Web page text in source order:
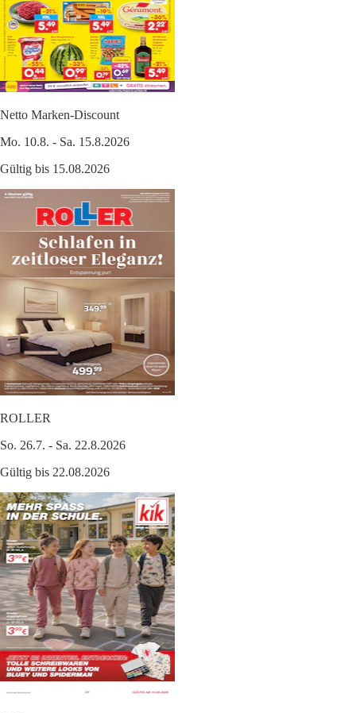
Netto Marken-Discount
Mo. 10.8. - Sa. 15.8.2026
Gültig bis 15.08.2026
ROLLER
So. 26.7. - Sa. 22.8.2026
Gültig bis 22.08.2026